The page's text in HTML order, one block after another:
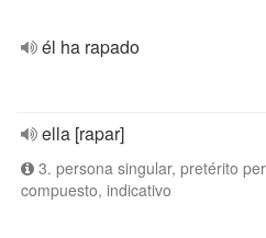
él ha rapado
ella [rapar]
3. persona singular, pretérito
compuesto, indicativo